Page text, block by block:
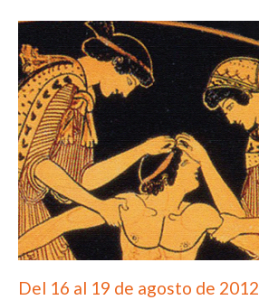
Del 16 al 19 de agosto de 2012